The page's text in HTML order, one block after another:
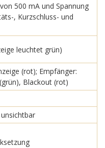
500 mA und Spannung
, Kurzschluss- und
leuchtet grün)
(rot); Empfänger:
Blackout (rot)